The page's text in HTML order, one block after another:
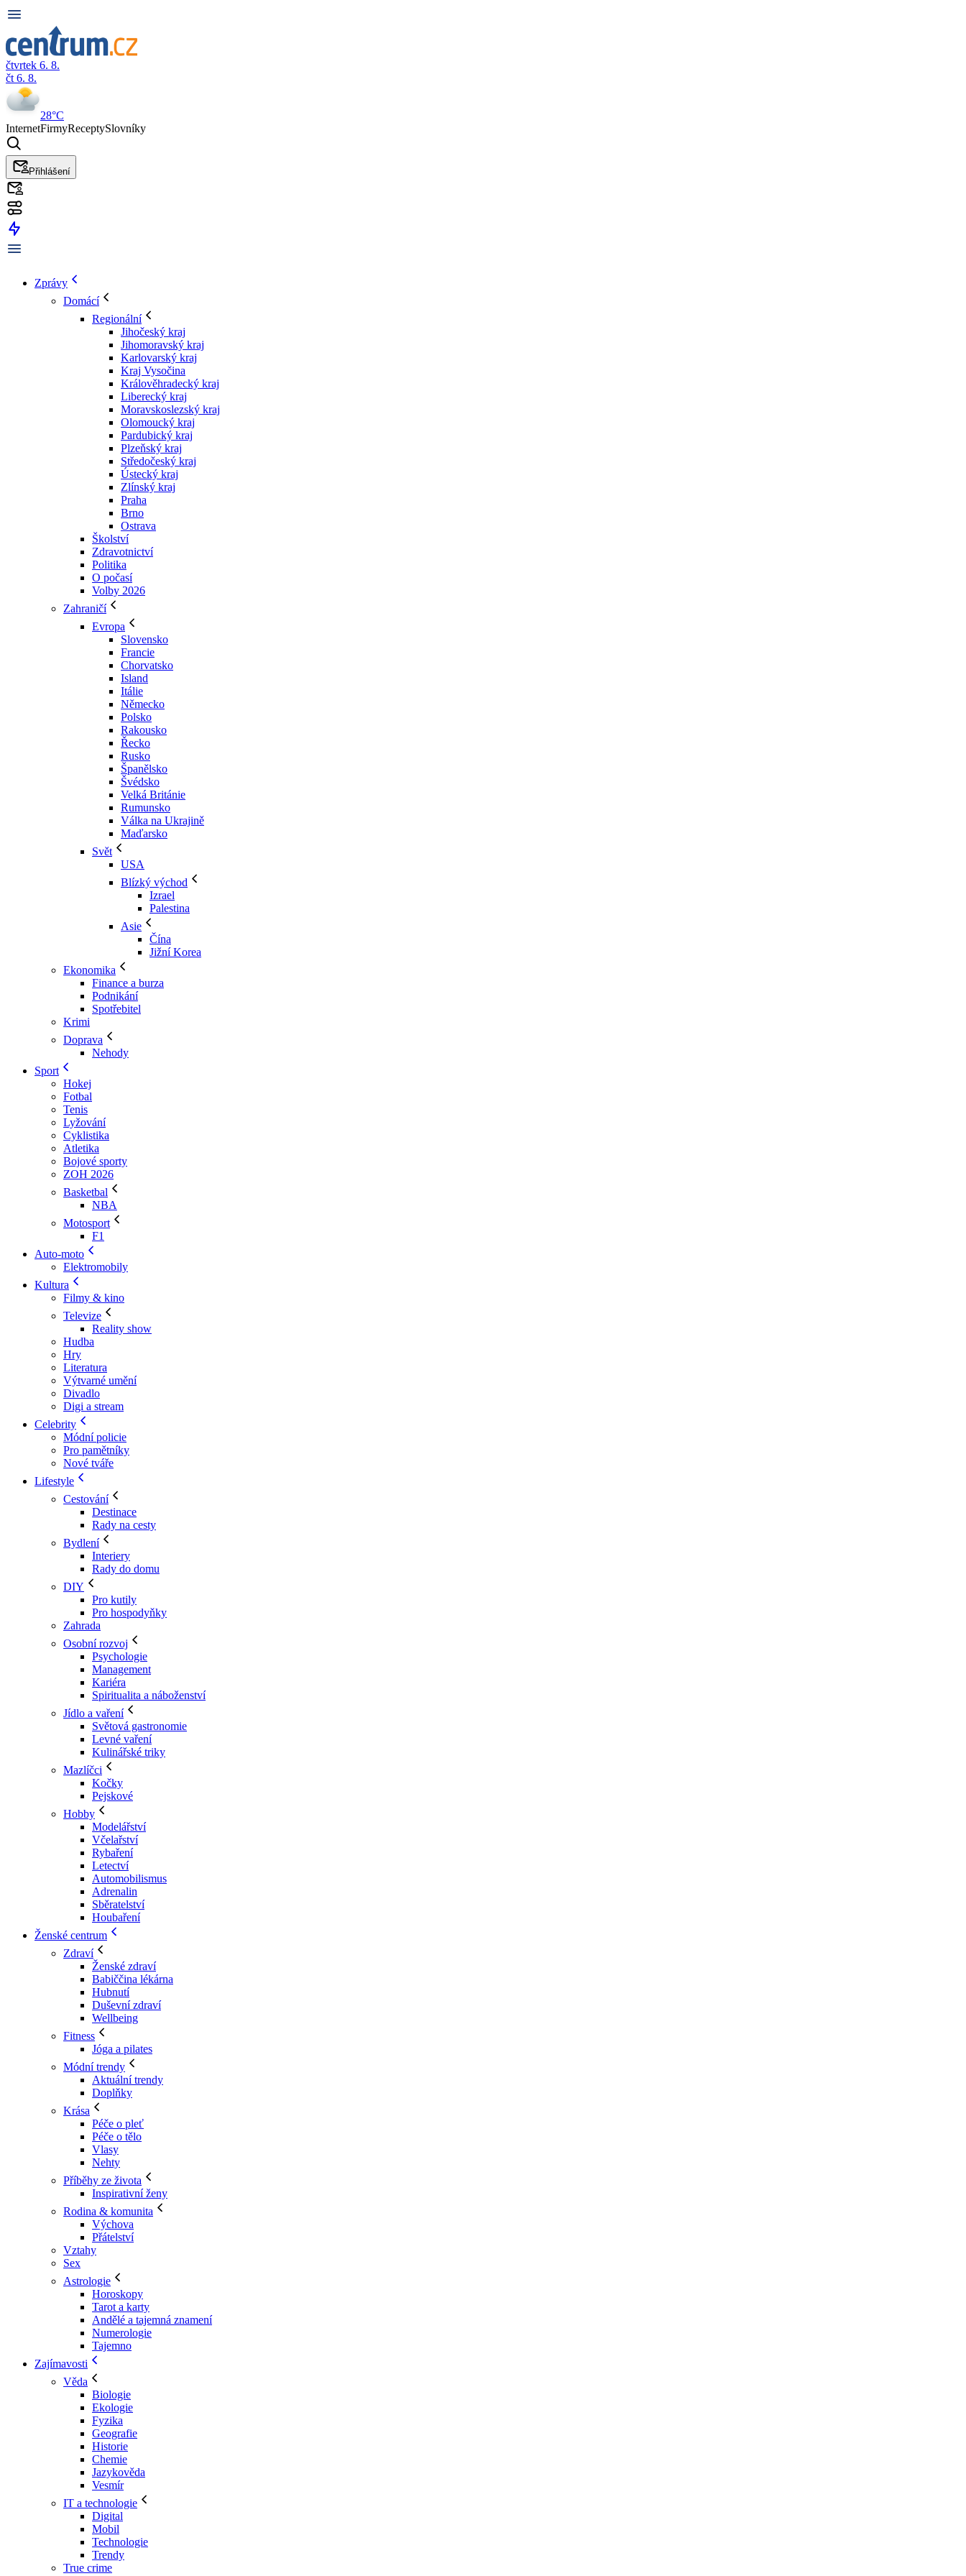
čtvrtek 6. 8.
čt 6. 8.
28°C
InternetFirmyReceptySlovníky
Přihlášení
Zprávy
Domácí
Regionální
Jihočeský kraj
Jihomoravský kraj
Karlovarský kraj
Kraj Vysočina
Králověhradecký kraj
Liberecký kraj
Moravskoslezský kraj
Olomoucký kraj
Pardubický kraj
Plzeňský kraj
Středočeský kraj
Ústecký kraj
Zlínský kraj
Praha
Brno
Ostrava
Školství
Zdravotnictví
Politika
O počasí
Volby 2026
Zahraničí
Evropa
Slovensko
Francie
Chorvatsko
Island
Itálie
Německo
Polsko
Rakousko
Řecko
Rusko
Španělsko
Švédsko
Velká Británie
Rumunsko
Válka na Ukrajině
Maďarsko
Svět
USA
Blízký východ
Izrael
Palestina
Asie
Čína
Jižní Korea
Ekonomika
Finance a burza
Podnikání
Spotřebitel
Krimi
Doprava
Nehody
Sport
Hokej
Fotbal
Tenis
Lyžování
Cyklistika
Atletika
Bojové sporty
ZOH 2026
Basketbal
NBA
Motosport
F1
Auto-moto
Elektromobily
Kultura
Filmy & kino
Televize
Reality show
Hudba
Hry
Literatura
Výtvarné umění
Divadlo
Digi a stream
Celebrity
Módní policie
Pro pamětníky
Nové tváře
Lifestyle
Cestování
Destinace
Rady na cesty
Bydlení
Interiery
Rady do domu
DIY
Pro kutily
Pro hospodyňky
Zahrada
Osobní rozvoj
Psychologie
Management
Kariéra
Spiritualita a náboženství
Jídlo a vaření
Světová gastronomie
Levné vaření
Kulinářské triky
Mazlíčci
Kočky
Pejskové
Hobby
Modelářství
Včelařství
Rybaření
Letectví
Automobilismus
Adrenalin
Sběratelství
Houbaření
Ženské centrum
Zdraví
Ženské zdraví
Babiččina lékárna
Hubnutí
Duševní zdraví
Wellbeing
Fitness
Jóga a pilates
Módní trendy
Aktuální trendy
Doplňky
Krása
Péče o pleť
Péče o tělo
Vlasy
Nehty
Příběhy ze života
Inspirativní ženy
Rodina & komunita
Výchova
Přátelství
Vztahy
Sex
Astrologie
Horoskopy
Tarot a karty
Andělé a tajemná znamení
Numerologie
Tajemno
Zajímavosti
Věda
Biologie
Ekologie
Fyzika
Geografie
Historie
Chemie
Jazykověda
Vesmír
IT a technologie
Digital
Mobil
Technologie
Trendy
True crime